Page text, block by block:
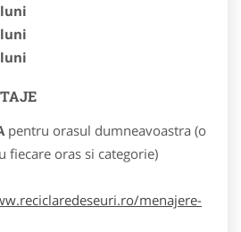
pentru orasul dumneavoastra (o
fiecare oras si categorie)
menajere-